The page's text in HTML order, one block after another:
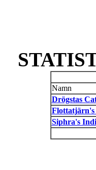
Namn
Drögstas
Siphra's